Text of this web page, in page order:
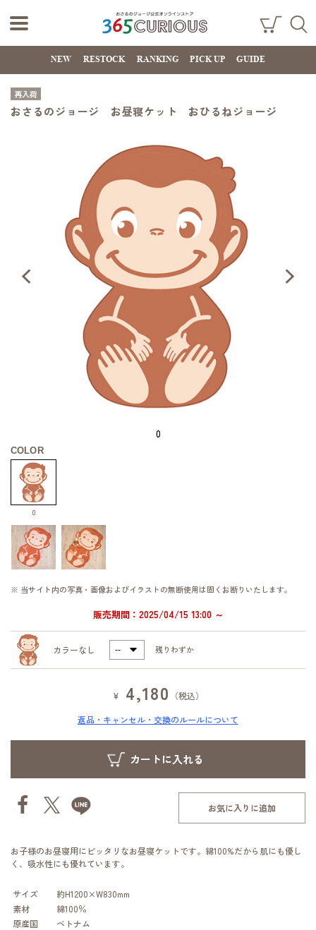
おさるのジョー
ジ公式オンライ
365CURIOUS
ング
カー
NEW RESTOCK RANKING PICK UP GUIDE
再入荷
おさるのジョージ お昼寝ケット おひるねジョージ
0
COLOR
0
※ 当サイト内の写真・画像およびイラストの無断使用は固くお断りいたします。
販売期間：2025/04/15 13:00 ～
カラーなし 残りわずか
¥ 4,180
（税込）
返品・キャンセル・交換のルールについて
お気に入りに追加
お子様のお昼寝用にピッタリなお昼寝ケットです。綿100%だから肌にも優し
く、吸水性にも優れています。
サイズ
約H1200×W830mm
素材
綿100％
原産国
ベトナム